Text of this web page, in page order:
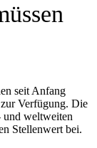
seit Anfang
Verfügung. Die
und weltweiten
Stellenwert bei.